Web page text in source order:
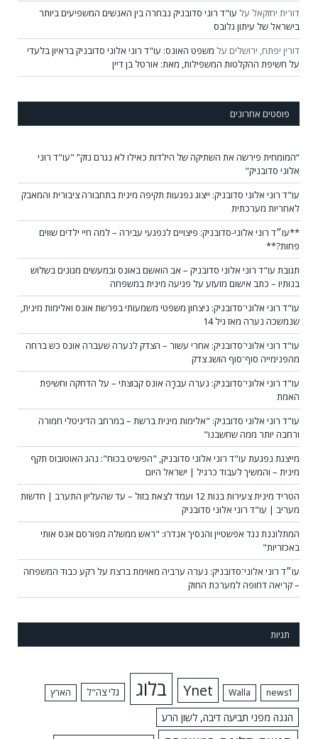
דורית יחזקאל על עו"ד רוני סדובניק נבחרה בין האנשים המשפיעים ביותר
בישראל של עיתון גלובס
דורין יפתח, ירושלים על משפט האונס: עו"ד רוני אלוני סדובניק בראיון בלעדי
על חשיפת ההקלטות המשפילות, מאת: אורטל בן דיין
פוסטים אחרונים
“המומחית פירשה את השתיקה של הילדות כאילו לא נגרם נזק” "עו"ד רוני
אלוני סדובניק"
עו"ד רוני אלוני סדובניק: ייצוג נפגעות תקיפה מינית בתחבורה ציבורית והמאבק
לאחריות מערכתית
**עו״ד רוני אלוני-סדובניק: פיצויים לנפגעי עבירה – למה חיי ילדים שווים
פחות?**
תגובת עו"ד רוני אלוני סדובניק – אב הואשם באונס ובמעשים מגונים בשלוש
בנותיו – כתב אישום מזעזע על פגיעה מינית במשפחה
עו"ד רוני אלוני־סדובניק: ניצחון משפטי משמעותי בפרשת אונס ואלימות מינית,
שנמשכה נערה מאז גיל 14
עו"ד רוני אלוני־סדובניק: אחרי עשור – הצדק לנערה שעברה אונס כש ברחה
מהפנימייה סוף־סוף הושג צדק
עו"ד רוני אלוני־סדובניק: נערה עברָה אונס קבוצתי – על הדחקה וחשיפת
האמת
עו"ד רוני אלוני סדובניק: "אלימות מינית ברשת – במרחב הדיגיטלי חמורה
ורחבה יותר ממה שחשבנו"
מייצגת נפגעת עו"ד רוני אלוני סדובניק, "הפשיט בכוח": נהג האוטובוס תקף
מינית – והמשיך לעבוד כרגיל | ישראל היום
הטריד מינית צעירות בנות 12 ועמד לצאת בזול – עד שהעליון התערב | חדשות
מעריב | עו"ד רוני אלוני סדובניק
המתלוננת נגד אפשטיין והנסיך אנדרו: "ראש ממשלה מפורסם אנס אותי
באכזריות"
עו״ד רוני אלוני־סדובניק: נערה ערביה מאוימת ברצח על רקע כבוד המשפחה
– קריאה דחופה למערכת החוק
תגיות
news1
Walla
Ynet בלוג גלי צה"ל הארץ
הגנה מפני תביעה דיבה, לשון הרע